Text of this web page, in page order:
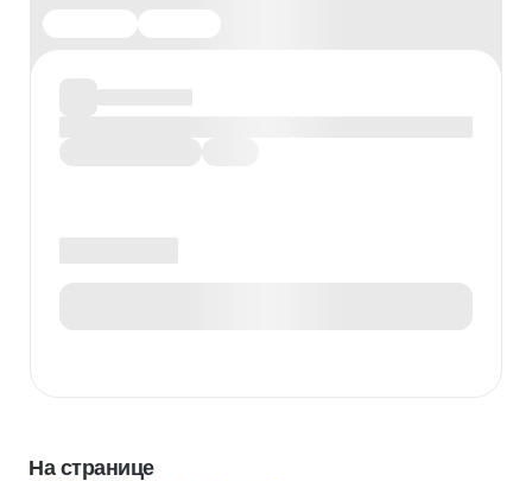
На странице